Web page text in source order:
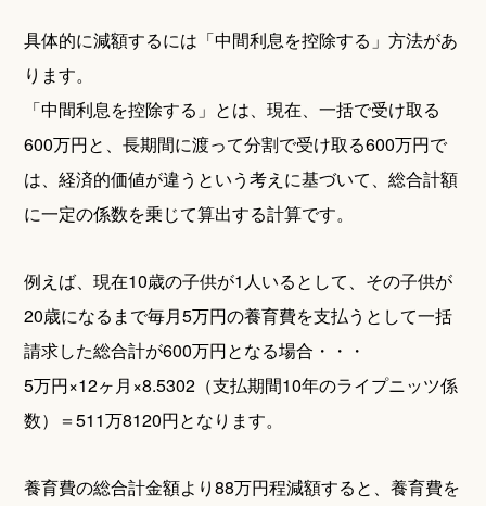
具体的に減額するには「中間利息を控除する」方法があ
ります。
「中間利息を控除する」とは、現在、一括で受け取る
600万円と、長期間に渡って分割で受け取る600万円で
は、経済的価値が違うという考えに基づいて、総合計額
に一定の係数を乗じて算出する計算です。
例えば、現在10歳の子供が1人いるとして、その子供が
20歳になるまで毎月5万円の養育費を支払うとして一括
請求した総合計が600万円となる場合・・・
5万円×12ヶ月×8.5302（支払期間10年のライプニッツ係
数）＝511万8120円となります。
養育費の総合計金額より88万円程減額すると、養育費を